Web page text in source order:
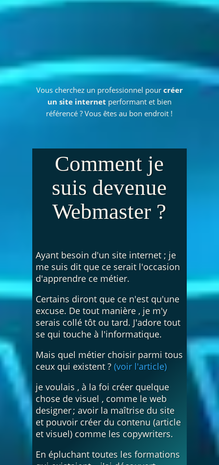
Vous cherchez un professionnel pourcréer
un site internet performant et bien
référencé ? Vous êtes au bon endroit !
Comment je
suis devenue
Webmaster ?
Ayant besoin d'un site internet ; je
me suis dit que ce serait l'occasion
d'apprendre ce métier.
Certains diront que ce n'est qu'une
excuse. De tout manière , je m'y
serais collé tôt ou tard. J'adore tout
se qui touche à l'informatique.
Mais quel métier choisir parmi tous
ceux qui existent ? (voir l'article)
je voulais , à la foi créer quelque
chose de visuel , comme le web
designer ; avoir la maîtrise du site
et pouvoir créer du contenu (article
et visuel) comme les copywriters.
En épluchant toutes les formations